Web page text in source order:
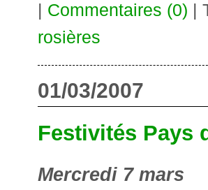
Commentaires (0) |
rosières
01/03/2007
Festivités Pays
Mercredi 7 mars